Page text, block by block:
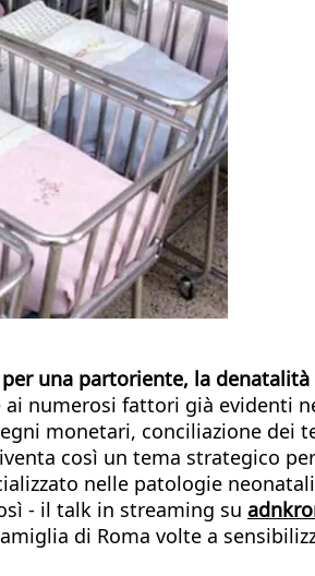
una partoriente, la
numerosi fattori già evidenti
monetari, conciliazione dei
così un tema strategico
nelle patologie
- il talk in streaming su
di Roma volte a